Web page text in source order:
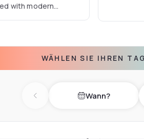
with modern
WÄHLEN SIE IHREN TAG
Previous day Wann?